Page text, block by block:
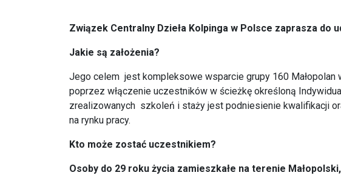
Związek Centralny Dzieła Kolpinga w Polsce zaprasza do
Jakie są założenia?
Jego celem jest kompleksowe wsparcie grupy 160
poprzez włączenie uczestników w ścieżkę określoną
zrealizowanych szkoleń i staży jest podniesienie kwalifikacji
na rynku pracy.
Kto może zostać uczestnikiem?
Osoby do 29 roku życia zamieszkałe na terenie